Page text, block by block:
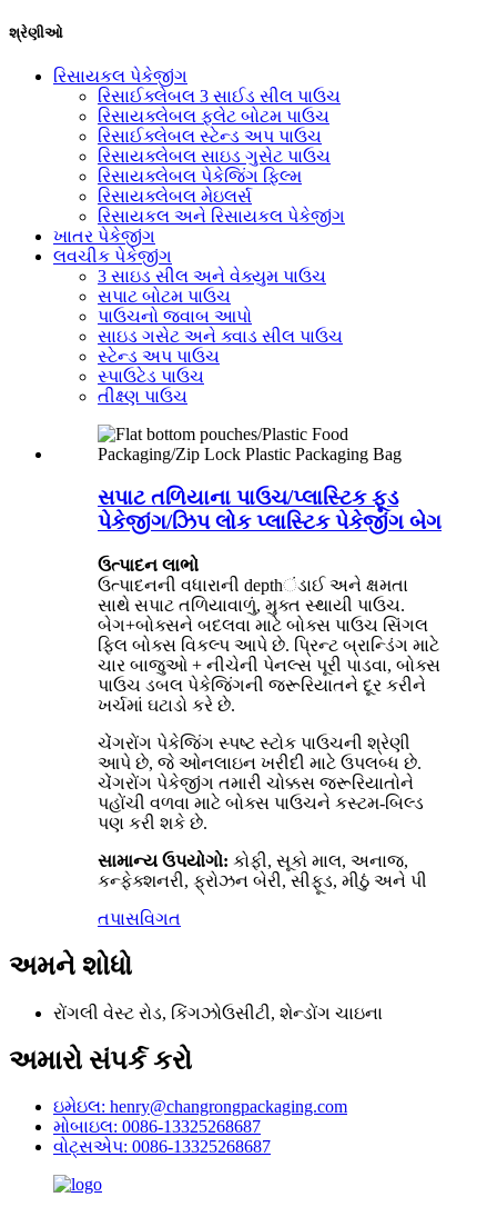
શ્રેણીઓ
રિસાયકલ પેકેજીંગ
રિસાઈક્લેબલ 3 સાઈડ સીલ પાઉચ
રિસાયક્લેબલ ફ્લેટ બોટમ પાઉચ
રિસાઈક્લેબલ સ્ટેન્ડ અપ પાઉચ
રિસાયક્લેબલ સાઇડ ગુસેટ પાઉચ
રિસાયક્લેબલ પેકેજિંગ ફિલ્મ
રિસાયક્લેબલ મેઇલર્સ
રિસાયકલ અને રિસાયકલ પેકેજીંગ
ખાતર પેકેજીંગ
લવચીક પેકેજીંગ
3 સાઇડ સીલ અને વેક્યુમ પાઉચ
સપાટ બોટમ પાઉચ
પાઉચનો જવાબ આપો
સાઇડ ગસેટ અને ક્વાડ સીલ પાઉચ
સ્ટેન્ડ અપ પાઉચ
સ્પાઉટેડ પાઉચ
તીક્ષ્ણ પાઉચ
સપાટ તળિયાના પાઉચ/પ્લાસ્ટિક ફૂડ
પેકેજીંગ/ઝિપ લોક પ્લાસ્ટિક પેકેજીંગ બેગ
ઉત્પાદન લાભો
ઉત્પાદનની વધારાની depthંડાઈ અને ક્ષમતા
સાથે સપાટ તળિયાવાળું, મુક્ત સ્થાયી પાઉચ.
બેગ+બોક્સને બદલવા માટે બોક્સ પાઉચ સિંગલ
ફિલ બોક્સ વિકલ્પ આપે છે. પ્રિન્ટ બ્રાન્ડિંગ માટે
ચાર બાજુઓ + નીચેની પેનલ્સ પૂરી પાડવા, બોક્સ
પાઉચ ડબલ પેકેજિંગની જરૂરિયાતને દૂર કરીને
ખર્ચમાં ઘટાડો કરે છે.
ચેંગરોંગ પેકેજિંગ સ્પષ્ટ સ્ટોક પાઉચની શ્રેણી
આપે છે, જે ઓનલાઇન ખરીદી માટે ઉપલબ્ધ છે.
ચેંગરોંગ પેકેજીંગ તમારી ચોક્કસ જરૂરિયાતોને
પહોંચી વળવા માટે બોક્સ પાઉચને કસ્ટમ-બિલ્ડ
પણ કરી શકે છે.
સામાન્ય ઉપયોગો: કોફી, સૂકો માલ, અનાજ,
કન્ફેક્શનરી, ફ્રોઝન બેરી, સીફૂડ, મીઠું અને પી
તપાસવિગત
અમને શોધો
રોંગલી વેસ્ટ રોડ, કિંગઝોઉસીટી, શેન્ડોંગ ચાઇના
અમારો સંપર્ક કરો
ઇમેઇલ: henry@changrongpackaging.com
મોબાઇલ: 0086-13325268687
વોટ્સએપ: 0086-13325268687